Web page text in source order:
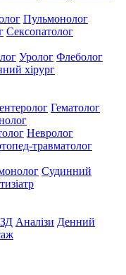
Пульмонолог
Сексопатолог
Уролог Флеболог
хірург
Гематолог
Невролог
травматолог
Судинний
Аналізи Денний